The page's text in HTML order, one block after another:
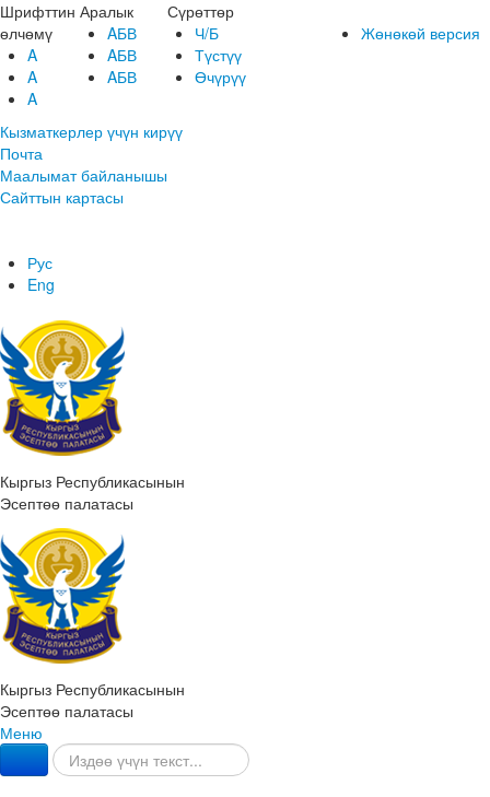
Шрифттин
өлчөмү
A
A
A
Аралык
AБВ
AБВ
AБВ
Сүрөттөр
Ч/Б
Түстүү
Өчүрүү
Жөнөкөй версия
Кызматкерлер үчүн кирүү
Почта
Маалымат байланышы
Сайттын картасы
Рус
Eng
Кыргыз Республикасынын
Эсептөө палатасы
Кыргыз Республикасынын
Эсептөө палатасы
Меню